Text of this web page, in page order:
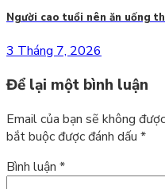
Người cao tuổi nên ăn uống
3 Tháng 7, 2026
Để lại một bình luận
Email của bạn sẽ không
bắt buộc được đánh dấu *
Bình luận *